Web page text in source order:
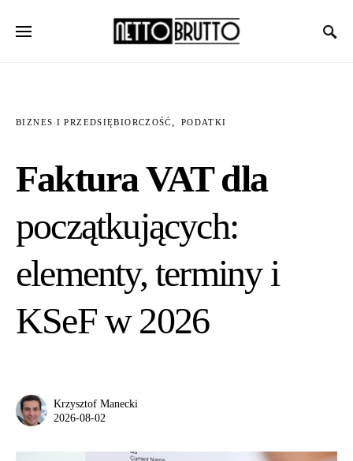
BIZNES I PRZEDSIĘBIORCZOŚĆ PODATKI
Faktura VAT dla
początkujących:
elementy, terminy i
KSeF w 2026
Krzysztof Manecki
2026-08-02